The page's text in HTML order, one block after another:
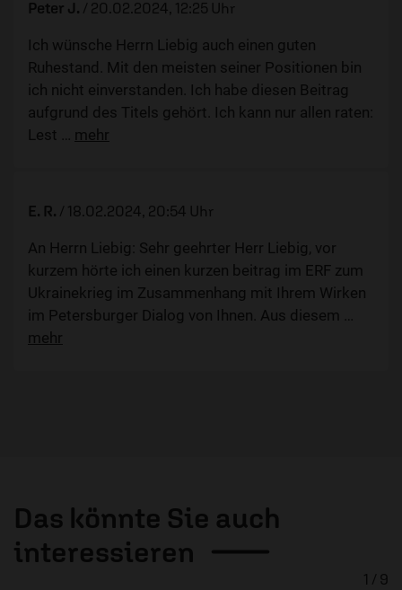
Peter J. / 20.02.2024, 12:25 Uhr
Ich wünsche Herrn Liebig auch einen guten
Ruhestand. Mit den meisten seiner Positionen bin
ich nicht einverstanden. Ich habe diesen Beitrag
aufgrund des Titels gehört. Ich kann nur allen raten:
Lest
… mehr
E. R. / 18.02.2024, 20:54 Uhr
An Herrn Liebig: Sehr geehrter Herr Liebig, vor
kurzem hörte ich einen kurzen beitrag im ERF zum
Ukrainekrieg im Zusammenhang mit Ihrem Wirken
im Petersburger Dialog von Ihnen. Aus diesem
…
mehr
Das könnte Sie auch
interessieren
1 / 9